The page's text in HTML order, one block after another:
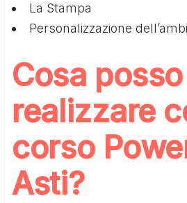
La Stampa
Personalizzazione
Cosa posso
realizzare
corso
Asti?